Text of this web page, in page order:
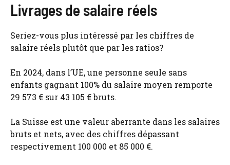
Livrages de salaire réels
Seriez-vous plus intéressé par les chiffres de
salaire réels plutôt que par les ratios?
En 2024, dans l’UE, une personne seule sans
enfants gagnant 100% du salaire moyen remporte
29 573 € sur 43 105 € bruts.
La Suisse est une valeur aberrante dans les salaires
bruts et nets, avec des chiffres dépassant
respectivement 100 000 et 85 000 €.